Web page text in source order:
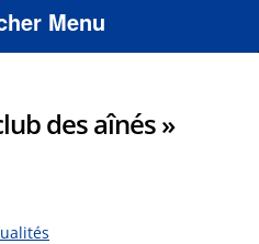
Menu
des aînés »